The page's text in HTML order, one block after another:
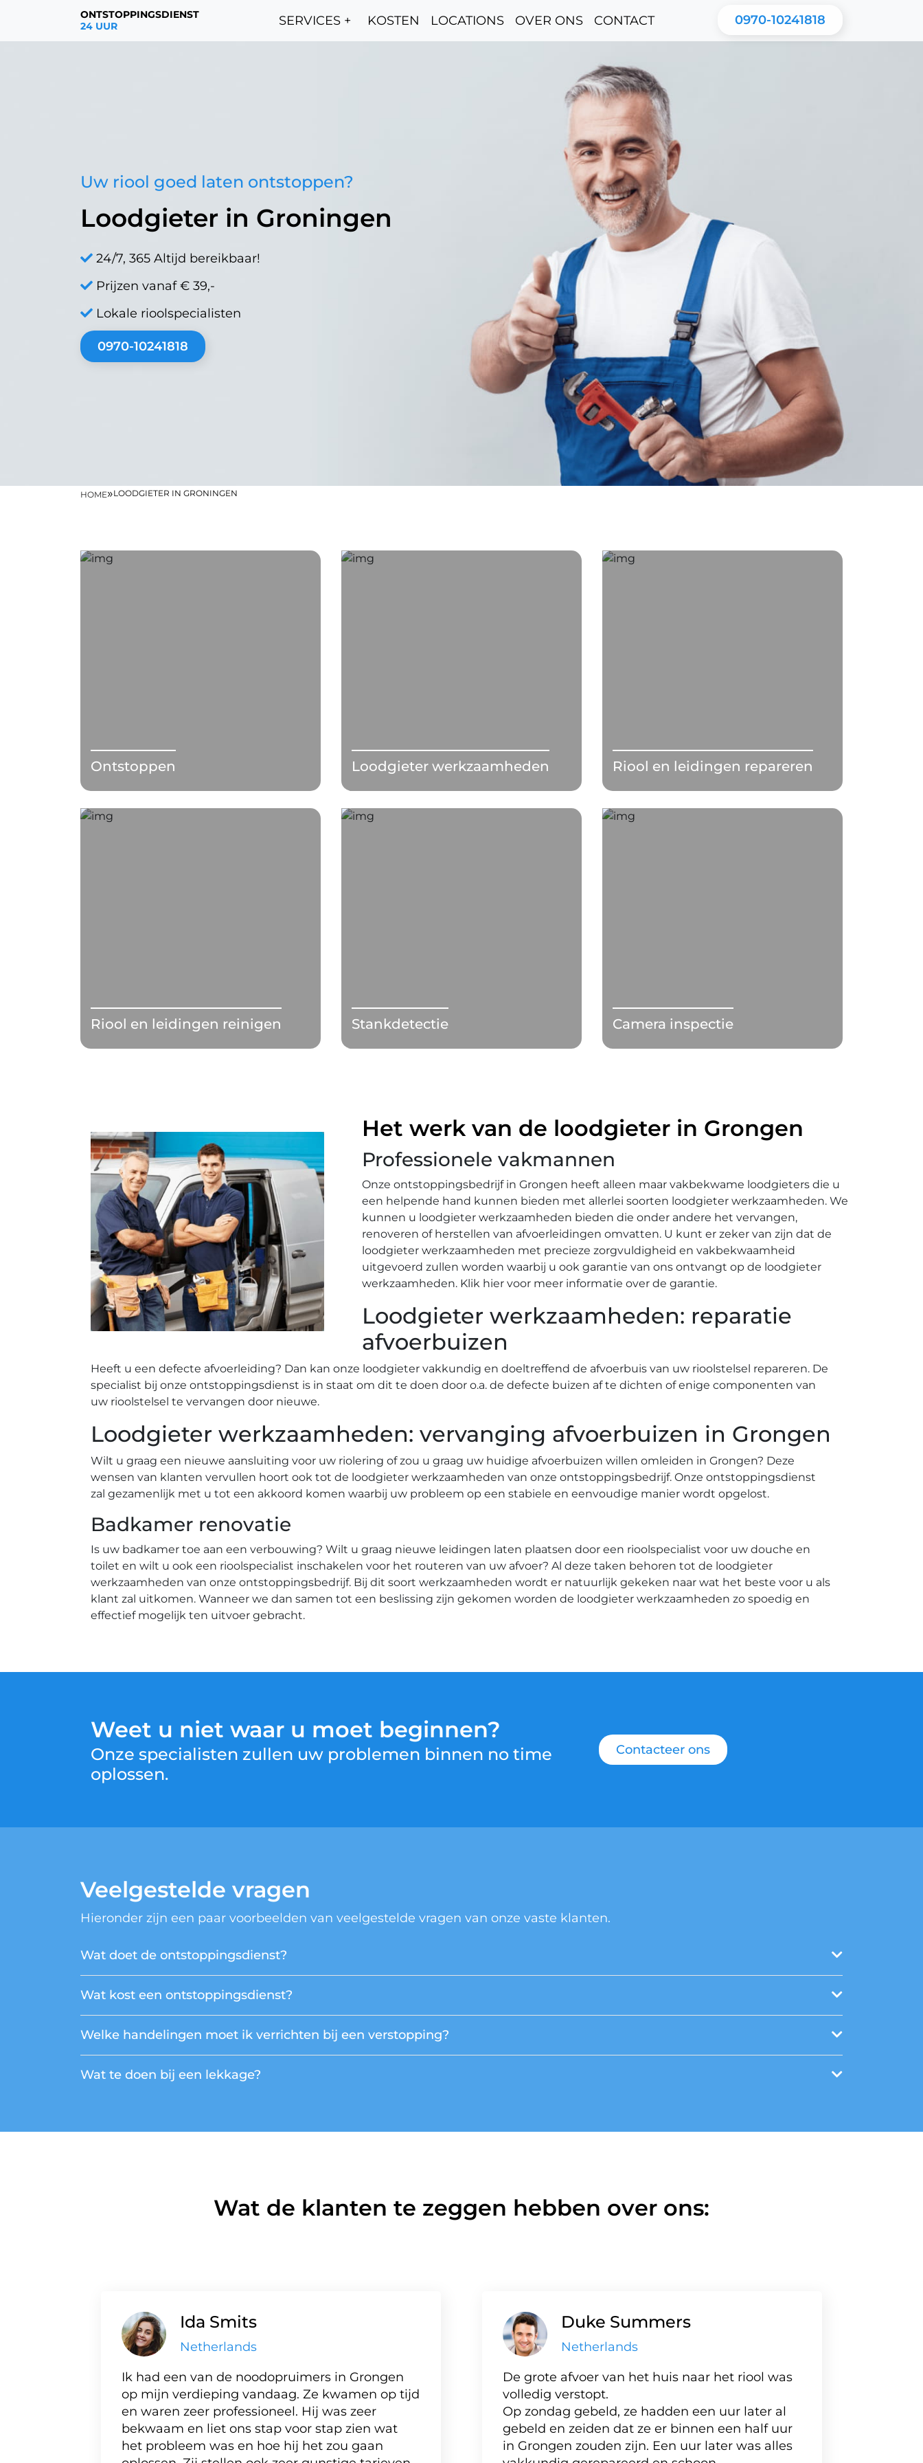
ONTSTOPPINGSDIENST
24 UUR
SERVICES + KOSTEN LOCATIONS OVER ONS CONTACT 0970-10241818
Uw riool goed laten ontstoppen?
Loodgieter in Groningen
24/7, 365 Altijd bereikbaar!
Prijzen vanaf € 39,-
Lokale rioolspecialisten
0970-10241818
HOME»LOODGIETER IN GRONINGEN
Ontstoppen Loodgieter werkzaamheden Riool en leidingen repareren
Riool en leidingen reinigen Stankdetectie Camera inspectie
Het werk van de loodgieter in Grongen
Professionele vakmannen
Onze ontstoppingsbedrijf in Grongen heeft alleen maar vakbekwame loodgieters die u
een helpende hand kunnen bieden met allerlei soorten loodgieter werkzaamheden. We
kunnen u loodgieter werkzaamheden bieden die onder andere het vervangen,
renoveren of herstellen van afvoerleidingen omvatten. U kunt er zeker van zijn dat de
loodgieter werkzaamheden met precieze zorgvuldigheid en vakbekwaamheid
uitgevoerd zullen worden waarbij u ook garantie van ons ontvangt op de loodgieter
werkzaamheden. Klik hier voor meer informatie over de garantie.
Loodgieter werkzaamheden: reparatie
afvoerbuizen
Heeft u een defecte afvoerleiding? Dan kan onze loodgieter vakkundig en doeltreffend de afvoerbuis van uw rioolstelsel repareren. De
specialist bij onze ontstoppingsdienst is in staat om dit te doen door o.a. de defecte buizen af te dichten of enige componenten van
uw rioolstelsel te vervangen door nieuwe.
Loodgieter werkzaamheden: vervanging afvoerbuizen in Grongen
Wilt u graag een nieuwe aansluiting voor uw riolering of zou u graag uw huidige afvoerbuizen willen omleiden in Grongen? Deze
wensen van klanten vervullen hoort ook tot de loodgieter werkzaamheden van onze ontstoppingsbedrijf. Onze ontstoppingsdienst
zal gezamenlijk met u tot een akkoord komen waarbij uw probleem op een stabiele en eenvoudige manier wordt opgelost.
Badkamer renovatie
Is uw badkamer toe aan een verbouwing? Wilt u graag nieuwe leidingen laten plaatsen door een rioolspecialist voor uw douche en
toilet en wilt u ook een rioolspecialist inschakelen voor het routeren van uw afvoer? Al deze taken behoren tot de loodgieter
werkzaamheden van onze ontstoppingsbedrijf. Bij dit soort werkzaamheden wordt er natuurlijk gekeken naar wat het beste voor u als
klant zal uitkomen. Wanneer we dan samen tot een beslissing zijn gekomen worden de loodgieter werkzaamheden zo spoedig en
effectief mogelijk ten uitvoer gebracht.
Weet u niet waar u moet beginnen?
Onze specialisten zullen uw problemen binnen no time
oplossen.
Contacteer ons
Veelgestelde vragen
Hieronder zijn een paar voorbeelden van veelgestelde vragen van onze vaste klanten.
Wat doet de ontstoppingsdienst?
Wat kost een ontstoppingsdienst?
Welke handelingen moet ik verrichten bij een verstopping?
Wat te doen bij een lekkage?
Wat de klanten te zeggen hebben over ons:
Ida Smits
Netherlands
Ik had een van de noodopruimers in Grongen
op mijn verdieping vandaag. Ze kwamen op tijd
en waren zeer professioneel. Hij was zeer
bekwaam en liet ons stap voor stap zien wat
het probleem was en hoe hij het zou gaan
Duke Summers
Netherlands
De grote afvoer van het huis naar het riool was
volledig verstopt.
Op zondag gebeld, ze hadden een uur later al
gebeld en zeiden dat ze er binnen een half uur
in Grongen zouden zijn. Een uur later was alles